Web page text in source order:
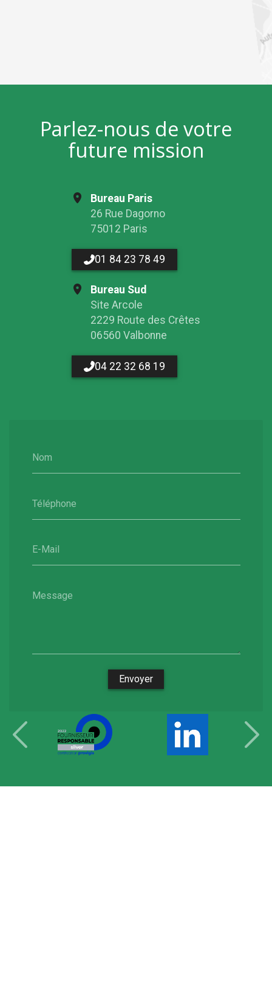
Parlez-nous de votre
future mission
Nom
Téléphone
E-Mail
Message
Envoyer
Bureau Paris
26 Rue Dagorno
75012 Paris
01 84 23 78 49
Bureau Sud
Site Arcole
2229 Route des Crêtes
06560 Valbonne
04 22 32 68 19